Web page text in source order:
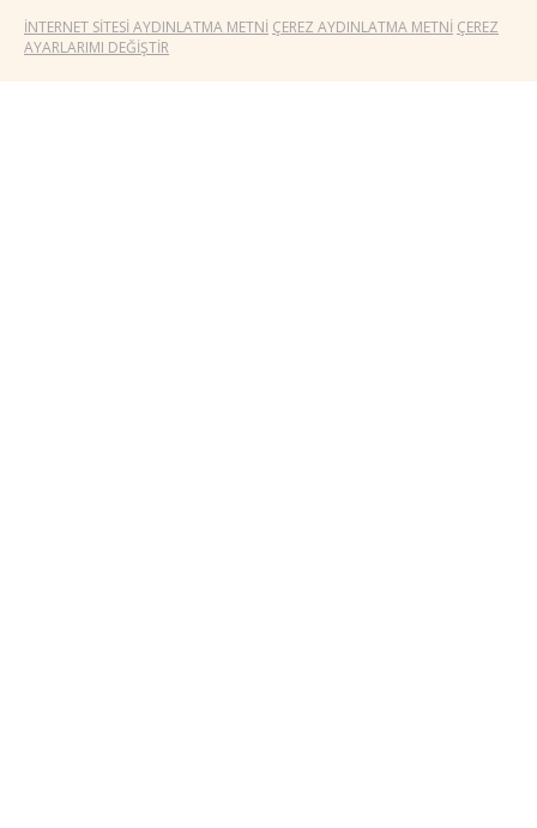
İNTERNET SİTESİ AYDINLATMA METNİ ÇEREZ AYDINLATMA METNİ ÇEREZ
AYARLARIMI DEĞİŞTİR